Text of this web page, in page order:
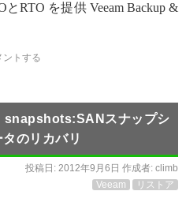
とRTO を提供 Veeam Backup &
ントする
スナップシ
のリカバリ
投稿日: 2012年9月6日 作成者: climb
Veeam
リストア